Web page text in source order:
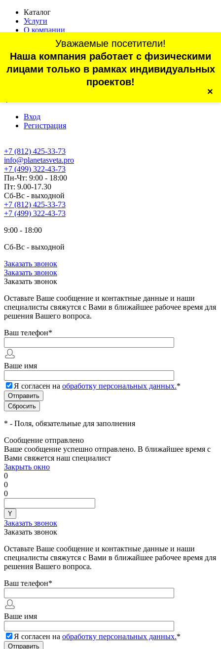
Каталог
Услуги
О компании
Статьи
Контакты
Отзывы
г. Санкт-Петербург, проспект Обуховской Обороны, 70, корп.
Вход
Регистрация
+7 (812) 425-33-73
Уважаемые посетители!
Наша компания работает с физическими
лицами только в рамках индивидуальных
проектов!
×
info@planetasveta.pro
+7 (499) 322-43-73
Пн-Чт: 9:00 - 18:00
Пт: 9.00-17.30
Сб-Вс - выходной
+7 (812) 425-33-73
+7 (499) 322-43-73
9:00 - 18:00
Сб-Вс - выходной
Заказать звонок
Заказать звонок
Заказать звонок
Оставьте Ваше сообщение и контактные данные и наши
специалисты свяжутся с Вами в ближайшее рабочее время для
решения Вашего вопроса.
Ваш телефон*
Ваше имя
Я согласен на обработку персональных данных.*
* - Поля, обязательные для заполнения
Сообщение отправлено
Ваше сообщение успешно отправлено. В ближайшее время с
Вами свяжется наш специалист
Закрыть окно
0
0
0
Заказать звонок
Заказать звонок
Оставьте Ваше сообщение и контактные данные и наши
специалисты свяжутся с Вами в ближайшее рабочее время для
решения Вашего вопроса.
Ваш телефон*
Ваше имя
Я согласен на обработку персональных данных.*